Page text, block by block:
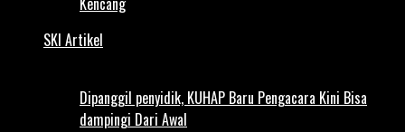
SKI Artikel
Dipanggil penyidik, KUHAP Baru Pengacara Kini Bisa
dampingi Dari Awal